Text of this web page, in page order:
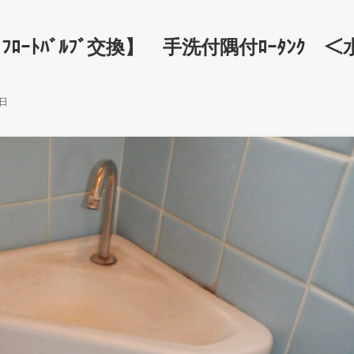
ﾛｰﾄﾊﾞﾙﾌﾞ交換】 手洗付隅付ﾛｰﾀﾝｸ ＜